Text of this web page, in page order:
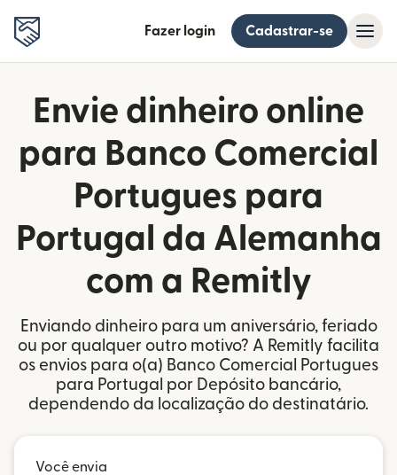
Fazer login Cadastrar-se
Envie dinheiro online
para Banco Comercial
Portugues para
Portugal da Alemanha
com a Remitly
Enviando dinheiro para um aniversário, feriado
ou por qualquer outro motivo? A Remitly facilita
os envios para o(a) Banco Comercial Portugues
para Portugal por Depósito bancário,
dependendo da localização do destinatário.
Você envia